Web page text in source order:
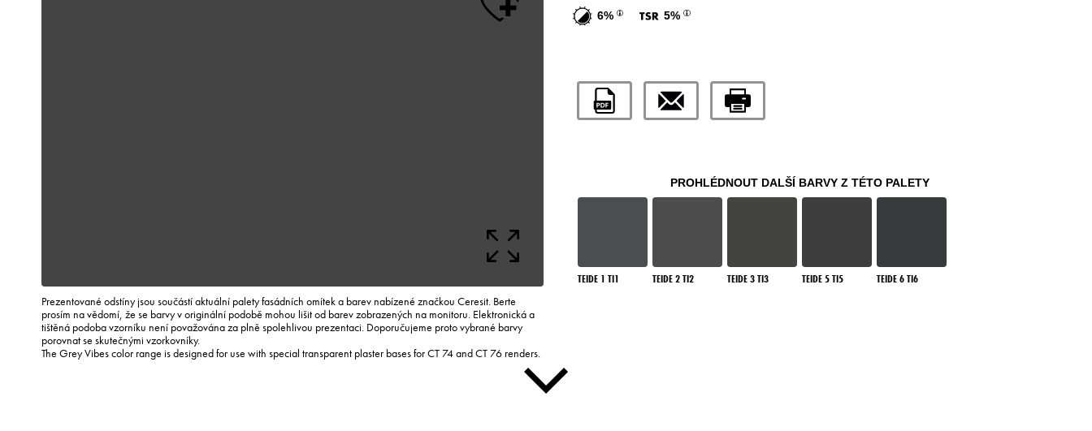
Prezentované odstíny jsou součástí aktuální palety fasádních omítek a barev nabízené značkou Ceresit. Berte
prosím na vědomí, že se barvy v originální podobě mohou lišit od barev zobrazených na monitoru. Elektronická a
tištěná podoba vzorníku není považována za plně spolehlivou prezentaci. Doporučujeme proto vybrané barvy
porovnat se skutečnými vzorkovníky.
The Grey Vibes color range is designed for use with special transparent plaster bases for CT 74 and CT 76 renders.
6% 5%
PROHLÉDNOUT DALŠÍ BARVY Z TÉTO PALETY
TEIDE 1 TI1 TEIDE 2 TI2 TEIDE 3 TI3 TEIDE 5 TI5 TEIDE 6 TI6